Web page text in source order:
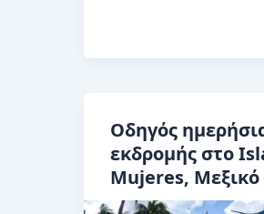
Καναδά
Οδηγός
εκδρομής στο
Mujeres, Μεξικό